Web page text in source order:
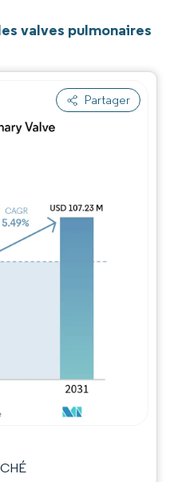
valves pulmonaires
Partager